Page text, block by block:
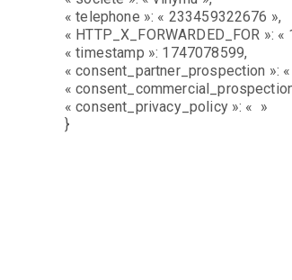
« telephone »: « 233459322676 »,
« HTTP_X_FORWARDED_FOR »:
« timestamp »: 1747078599,
« consent_partner_prospection »:
«
« consent_privacy_policy »: « »
}